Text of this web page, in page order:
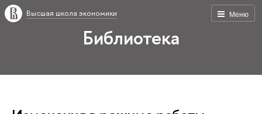
Меню
Высшая школа экономики
Библиотека